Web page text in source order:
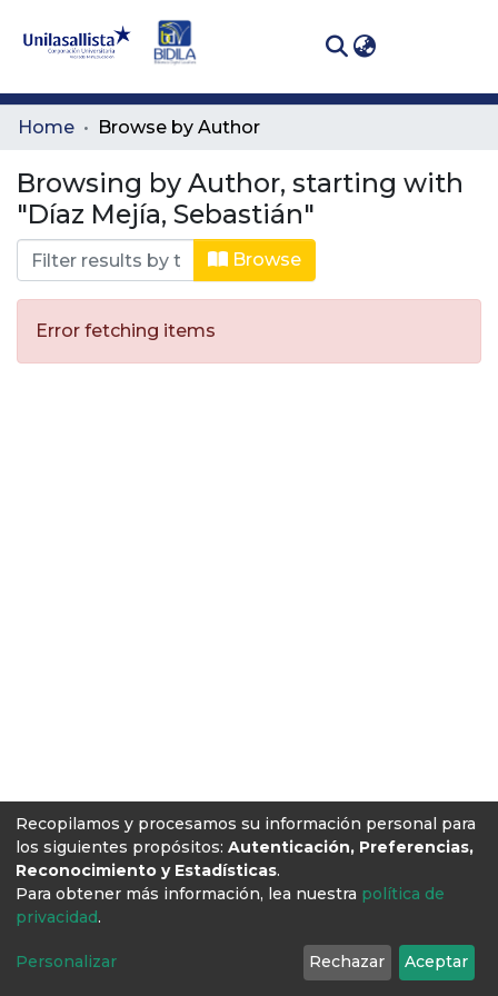
Communities
All of DSpace
Home Browse by Author
Browsing by Author, starting with
"Díaz Mejía, Sebastián"
Browse
Error fetching items
Recopilamos y procesamos su información personal para
los siguientes propósitos: Autenticación, Preferencias,
Reconocimiento y Estadísticas.
Para obtener más información, lea nuestra política de
privacidad.
Personalizar Rechazar Aceptar